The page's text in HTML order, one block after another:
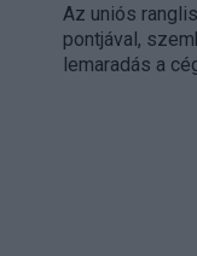
Az uniós
pontjával,
lemaradás a